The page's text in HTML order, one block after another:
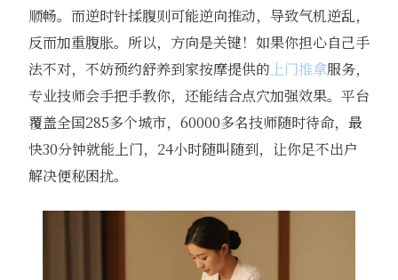
顺畅。而逆时针揉腹则可能逆向推动，导致气机逆乱，
反而加重腹胀。所以，方向是关键！如果你担心自己手
法不对，不妨预约舒养到家按摩提供的 上门推拿服务，
专业技师会手把手教你，还能结合点穴加强效果。平台
覆盖全国285多个城市，60000多名技师随时待命，最
快30分钟就能上门，24小时随叫随到，让你足不出户
解决便秘困扰。